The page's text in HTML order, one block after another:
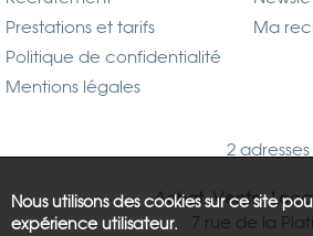
Prestations et tarifs
Politique de confidentialité
Mentions légales
Ma
2
Achat, Vente,
7 rue de la
Nous utilisons des cookies sur ce site
expérience utilisateur.